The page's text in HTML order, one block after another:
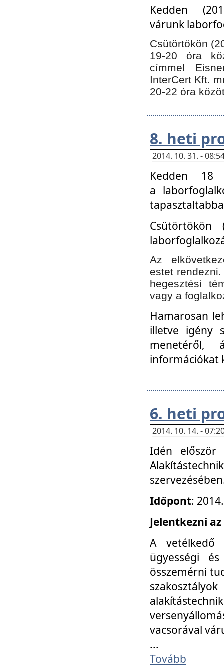
Kedden
várunk
Csütörtökön
19-20 óra
címmel
InterCert Kft.
20-22 óra
8. heti
2014. 10. 31. -
Kedden 18
a
Az
estet
hegesztési
vagy a
Hamarosan
illetve igény
menetéről,
információkat
6. heti
2014. 10. 14. -
Idén
Időpont:
Jelentkezni az
A vetélkedő
ügyességi
összemérni
vacsorával
...
Tovább